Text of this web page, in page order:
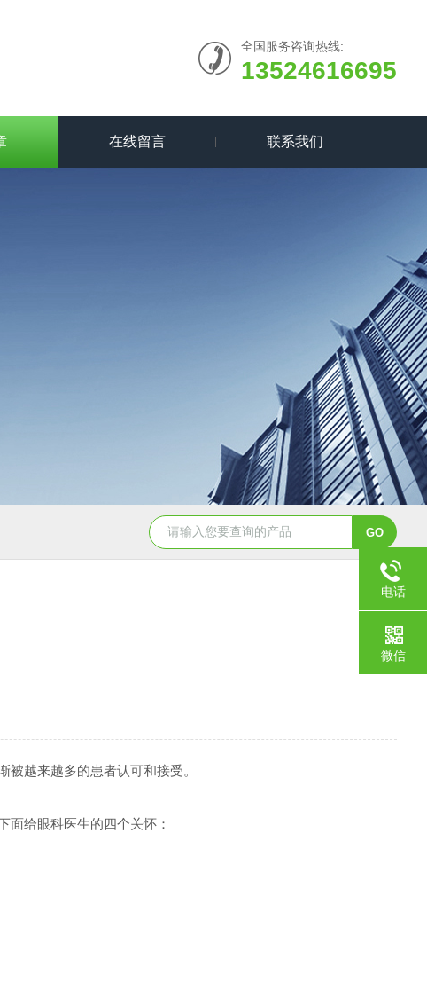
全国服务咨询热线:
13524616695
在线留言 联系我们
NHZ-06诺和振动排痰机厂家直销
越来越多的患者认可和接受。
给眼科医生的四个关怀：
电话
微信